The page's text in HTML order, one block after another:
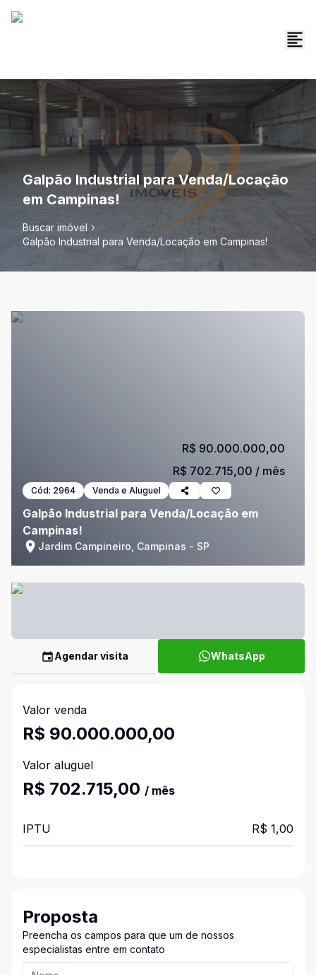
Galpão Industrial para Venda/Locação
em Campinas!
Buscar imóvel
Galpão Industrial para Venda/Locação em Campinas!
Cód: 2964 Venda e Aluguel
Galpão Industrial para Venda/Locação em
Campinas!
Jardim Campineiro, Campinas - SP
R$ 90.000.000,00
R$ 702.715,00 / mês
Agendar visita WhatsApp
Valor venda
R$ 90.000.000,00
Valor aluguel
R$ 702.715,00 / mês
IPTU R$ 1,00
Proposta
Preencha os campos para que um de nossos
especialistas entre em contato